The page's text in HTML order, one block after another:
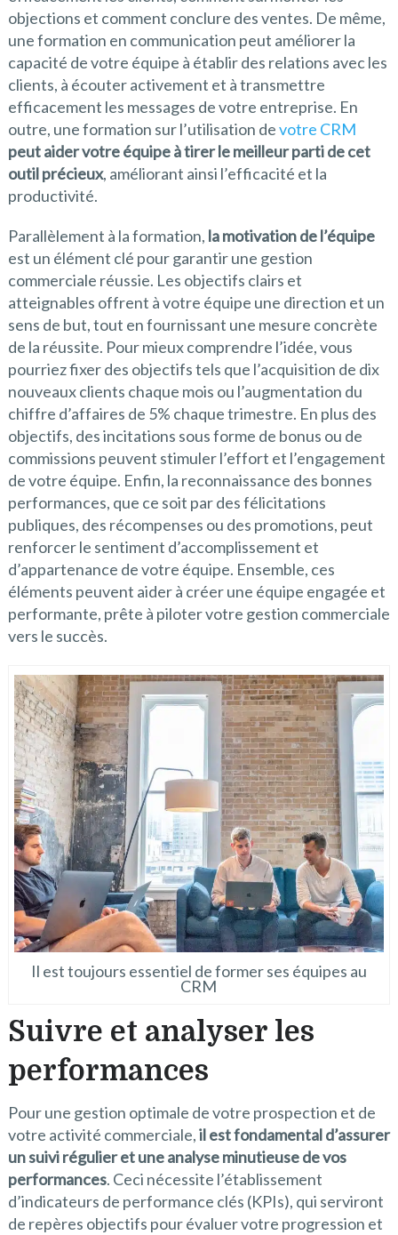
objections et comment conclure des ventes. De même,
une formation en communication peut améliorer la
capacité de votre équipe à établir des relations avec les
clients, à écouter activement et à transmettre
efficacement les messages de votre entreprise. En
outre, une formation sur l’utilisation devotre CRM
peut aider votre équipe à tirer le meilleur parti de cet
outil précieux, améliorant ainsi l’efficacité et la
productivité.
Parallèlement à la formation, la motivation de l’équipe
est un élément clé pour garantir une gestion
commerciale réussie. Les objectifs clairs et
atteignables offrent à votre équipe une direction et un
sens de but, tout en fournissant une mesure concrète
de la réussite. Pour mieux comprendre l’idée, vous
pourriez fixer des objectifs tels que l’acquisition de dix
nouveaux clients chaque mois ou l’augmentation du
chiffre d’affaires de 5% chaque trimestre. En plus des
objectifs, des incitations sous forme de bonus ou de
commissions peuvent stimuler l’effort et l’engagement
de votre équipe. Enfin, la reconnaissance des bonnes
performances, que ce soit par des félicitations
publiques, des récompenses ou des promotions, peut
renforcer le sentiment d’accomplissement et
d’appartenance de votre équipe. Ensemble, ces
éléments peuvent aider à créer une équipe engagée et
performante, prête à piloter votre gestion commerciale
vers le succès.
Il est toujours essentiel de former ses équipes au
CRM
Suivre et analyser les
performances
Pour une gestion optimale de votre prospection et de
votre activité commerciale,il est fondamental d’assurer
un suivi régulier et une analyse minutieuse de vos
performances. Ceci nécessite l’établissement
d’indicateurs de performance clés (KPIs), qui serviront
de repères objectifs pour évaluer votre progression et